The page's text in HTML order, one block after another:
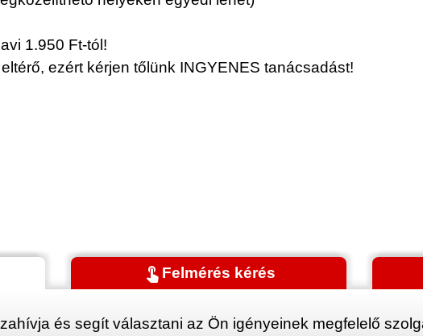
1.950 Ft-tól!
ezért kérjen tőlünk INGYENES tanácsadást!
touch_app Felmérés kérés
és segít választani az Ön igényeinek megfelelő